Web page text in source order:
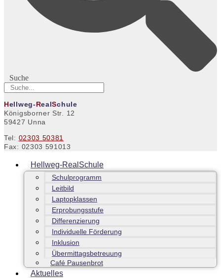
Suche
Hellweg-RealSchule
Königsborner Str. 12
59427 Unna
Tel: 02303 50381
Fax: 02303 591013
Hellweg-RealSchule
Schulprogramm
Leitbild
Laptopklassen
Erprobungsstufe
Differenzierung
Individuelle Förderung
Inklusion
Übermittagsbetreuung
Café Pausenbrot
Aktuelles